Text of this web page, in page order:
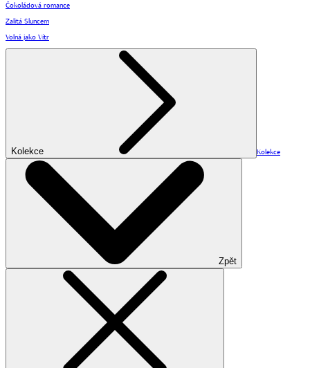
Čokoládová romance
Zalitá Sluncem
Volná jako Vítr
Kolekce Kolekce
Zpět